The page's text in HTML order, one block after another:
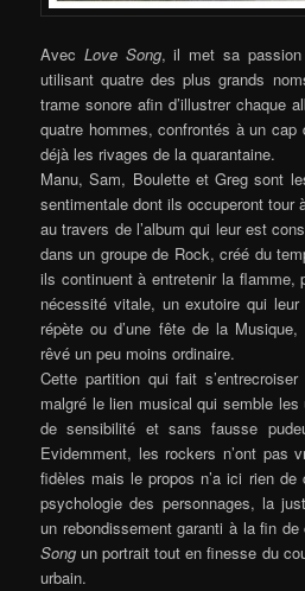
Avec Love Song, il met sa
utilisant quatre des plus grands
trame sonore afin d’illustrer chaque
quatre hommes, confrontés à un
déjà les rivages de la quarantaine.
Manu, Sam, Boulette et Greg sont
sentimentale dont ils occuperont tour
au travers de l’album qui leur est
dans un groupe de Rock, créé du
ils continuent à entretenir la flamme,
nécessité vitale, un exutoire qui
répète ou d’une fête de la
rêvé un peu moins ordinaire.
Cette partition qui fait
malgré le lien musical qui semble
de sensibilité et sans fausse
Evidemment, les rockers n’ont pas
fidèles mais le propos n’a ici rien
psychologie des personnages, la
un rebondissement garanti à la fin
Song un portrait tout en finesse du
urbain.